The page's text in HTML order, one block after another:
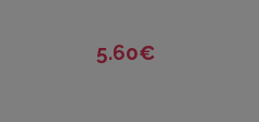
5.60€